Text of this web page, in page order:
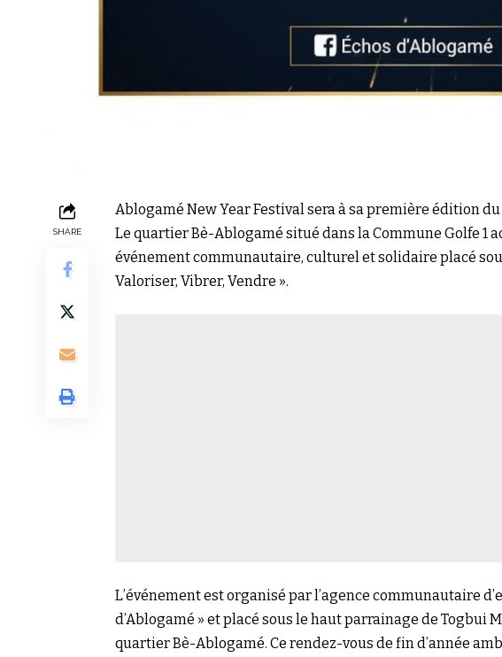
SHARE
Ablogamé New Year Festival sera à sa première édition
Le quartier Bè-Ablogamé situé dans la Commune Golfe 1
événement communautaire, culturel et solidaire placé
Valoriser, Vibrer, Vendre ».
L’événement est organisé par l’agence communautaire
d’Ablogamé » et placé sous le haut parrainage de Togbui
quartier Bè-Ablogamé. Ce rendez-vous de fin d’année